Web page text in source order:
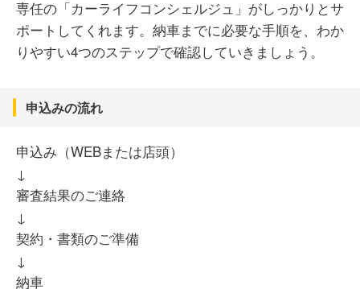
専任の「カーライフコンシェルジュ」がしっかりとサ
ポートしてくれます。納車までに必要な手順を、わか
りやすい4つのステップで確認していきましょう。
申込みの流れ
申込み（WEBまたは店頭）
↓
審査結果のご連絡
↓
契約・書類のご準備
↓
納車